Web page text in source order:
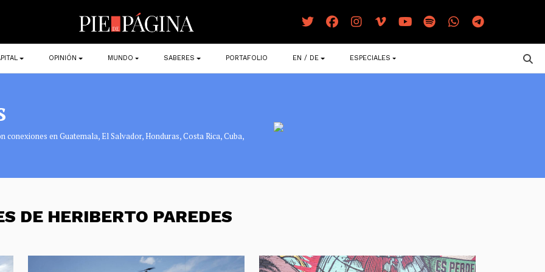
OPINIÓN MUNDO SABERES PORTAFOLIO EN / DE ESPECIALES
en Guatemala, El Salvador, Honduras, Costa Rica, Cuba,
DE HERIBERTO PAREDES